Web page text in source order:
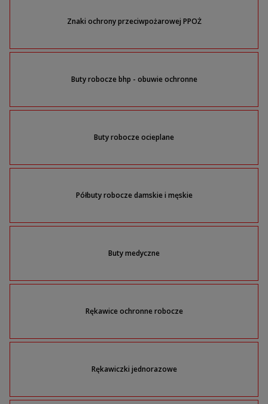
Znaki ochrony przeciwpożarowej PPOŻ
Buty robocze bhp - obuwie ochronne
Buty robocze ocieplane
Półbuty robocze damskie i męskie
Buty medyczne
Rękawice ochronne robocze
Rękawiczki jednorazowe